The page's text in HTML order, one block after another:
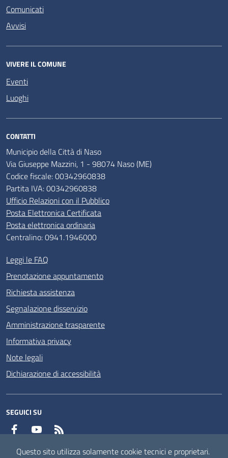
Comunicati
Avvisi
VIVERE IL COMUNE
Eventi
Luoghi
CONTATTI
Municipio della Città di Naso
Via Giuseppe Mazzini, 1 - 98074 Naso (ME)
Codice fiscale: 00342960838
Partita IVA: 00342960838
Ufficio Relazioni con il Pubblico
Posta Elettronica Certificata
Posta elettronica ordinaria
Centralino: 0941.1946000
Leggi le FAQ
Prenotazione appuntamento
Richiesta assistenza
Segnalazione disservizio
Amministrazione trasparente
Informativa privacy
Note legali
Dichiarazione di accessibilità
SEGUICI SU
Facebook YouTube
Questo sito utilizza solamente cookie tecnici e proprietari.